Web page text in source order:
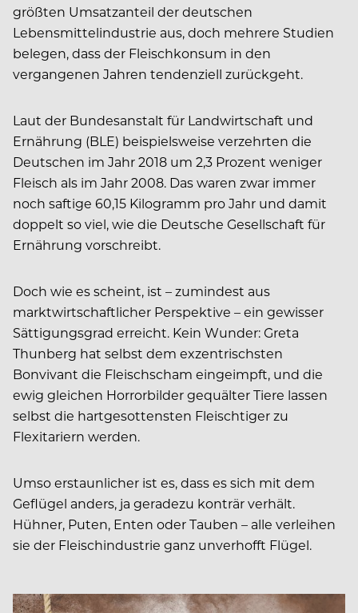
größten Umsatzanteil der deutschen
Lebensmittelindustrie aus, doch mehrere Studien
belegen, dass der Fleischkonsum in den
vergangenen Jahren tendenziell zurückgeht.
Laut der Bundesanstalt für Landwirtschaft und
Ernährung (BLE) beispielsweise verzehrten die
Deutschen im Jahr 2018 um 2,3 Prozent weniger
Fleisch als im Jahr 2008. Das waren zwar immer
noch saftige 60,15 Kilogramm pro Jahr und damit
doppelt so viel, wie die Deutsche Gesellschaft für
Ernährung vorschreibt.
Doch wie es scheint, ist – zumindest aus
marktwirtschaftlicher Perspektive – ein gewisser
Sättigungsgrad erreicht. Kein Wunder: Greta
Thunberg hat selbst dem exzentrischsten
Bonvivant die Fleischscham eingeimpft, und die
ewig gleichen Horrorbilder gequälter Tiere lassen
selbst die hartgesottensten Fleischtiger zu
Flexitariern werden.
Umso erstaunlicher ist es, dass es sich mit dem
Geflügel anders, ja geradezu konträr verhält.
Hühner, Puten, Enten oder Tauben – alle verleihen
sie der Fleischindustrie ganz unverhofft Flügel.